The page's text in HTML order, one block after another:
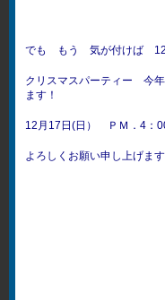
でも もう 気が付けば 12
クリスマスパーティー 今
ます！
12月17日(日） ＰＭ．4
よろしくお願い申し上げ